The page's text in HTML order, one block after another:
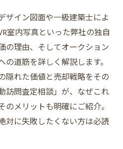
ザイン図面や一級建築士によ
室内写真といった弊社の独自
の理由、そしてオークション
道筋を詳しく解説します。
隠れた価値と売却戦略をその
訪問査定相談」が、なぜこれ
メリットも明確にご紹介。
対に失敗したくない方は必読